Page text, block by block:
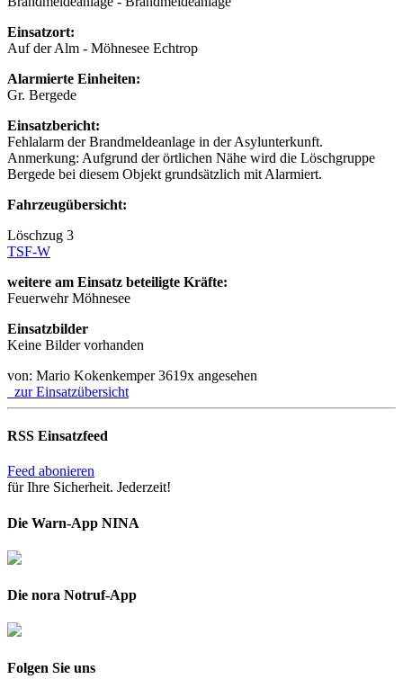
Einsatzort:
Auf der Alm - Möhnesee Echtrop
Alarmierte Einheiten:
Gr. Bergede
Einsatzbericht:
Fehlalarm der Brandmeldeanlage in der Asylunterkunft.
Anmerkung: Aufgrund der örtlichen Nähe wird die Löschgruppe
Bergede bei diesem Objekt grundsätzlich mit Alarmiert.
Fahrzeugübersicht:
Löschzug 3
TSF-W
weitere am Einsatz beteiligte Kräfte:
Feuerwehr Möhnesee
Einsatzbilder
Keine Bilder vorhanden
von: Mario Kokenkemper3619x angesehen
zur Einsatzübersicht
RSS Einsatzfeed
Feed abonieren
für Ihre Sicherheit. Jederzeit!
Die Warn-App NINA
Die nora Notruf-App
Folgen Sie uns